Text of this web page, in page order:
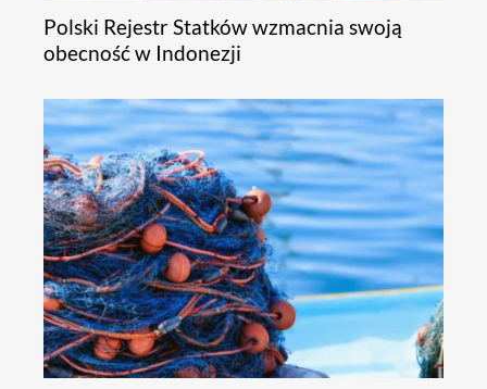
Polski Rejestr Statków wzmacnia swoją
obecność w Indonezji